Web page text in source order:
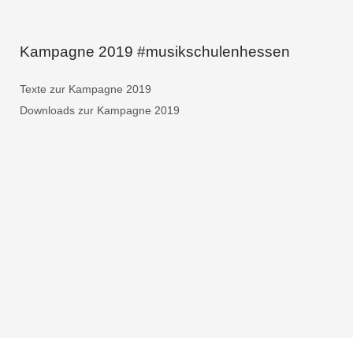
Kampagne 2019 #musikschulenhessen
Texte zur Kampagne 2019
Downloads zur Kampagne 2019